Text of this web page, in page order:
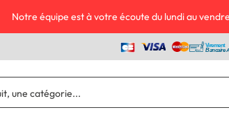
Notre équipe est à votre écoute du lundi au